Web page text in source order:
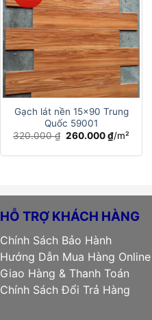
Gạch lát nền 15×90 Trung
Quốc 59001
320.000₫ Giá
là:
260.000₫Giá
hiện
tại
/m²
HỖ TRỢ KHÁCH HÀNG
Chính Sách Bảo Hành
Hướng Dẫn Mua Hàng Online
Giao Hàng & Thanh Toán
Chính Sách Đổi Trả Hàng